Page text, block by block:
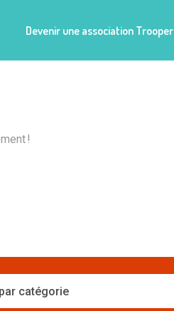
Devenir une association Trooper
!